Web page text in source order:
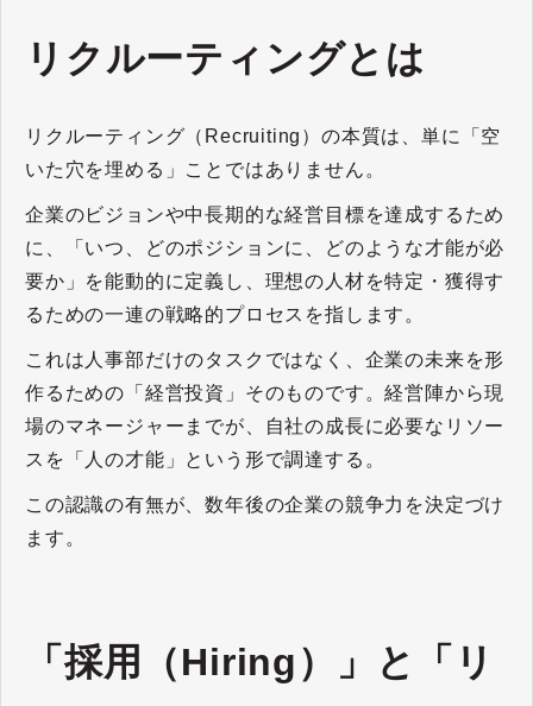
リクルーティングとは
リクルーティング（Recruiting）の本質は、単に「空
いた穴を埋める」ことではありません。
企業のビジョンや中長期的な経営目標を達成するため
に、「いつ、どのポジションに、どのような才能が必
要か」を能動的に定義し、理想の人材を特定・獲得す
るための一連の戦略的プロセスを指します。
これは人事部だけのタスクではなく、企業の未来を形
作るための「経営投資」そのものです。経営陣から現
場のマネージャーまでが、自社の成長に必要なリソー
スを「人の才能」という形で調達する。
この認識の有無が、数年後の企業の競争力を決定づけ
ます。
「採用（Hiring）」と「リ